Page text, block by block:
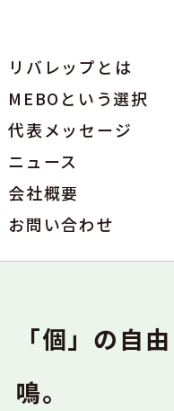
リバレップとは
MEBOという選択
代表メッセージ
ニュース
会社概要
お問い合わせ
代表メッ
「個」の自
鳴。